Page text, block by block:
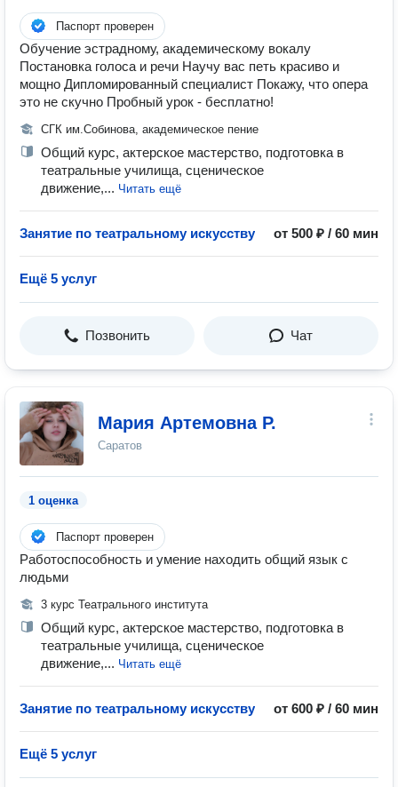
Паспорт проверен
Обучение эстрадному, академическому вокалу
Постановка голоса и речи Научу вас петь красиво и
мощно Дипломированный специалист Покажу, что опера
это не скучно Пробный урок - бесплатно!
СГК им.Собинова, академическое пение
Общий курс, актерское мастерство, подготовка в
театральные училища, сценическое
движение,... Читать ещё
Занятие по театральному искусству от 500 ₽ / 60 мин
Ещё 5 услуг
Позвонить Чат
Мария Артемовна Р.
Саратов
1 оценка
Паспорт проверен
Работоспособность и умение находить общий язык с
людьми
3 курс Театрального института
Общий курс, актерское мастерство, подготовка в
театральные училища, сценическое
движение,... Читать ещё
Занятие по театральному искусству от 600 ₽ / 60 мин
Ещё 5 услуг